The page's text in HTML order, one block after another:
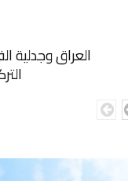
العراق وجدلية